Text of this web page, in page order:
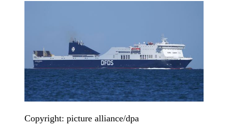
Copyright: picture alliance/dpa